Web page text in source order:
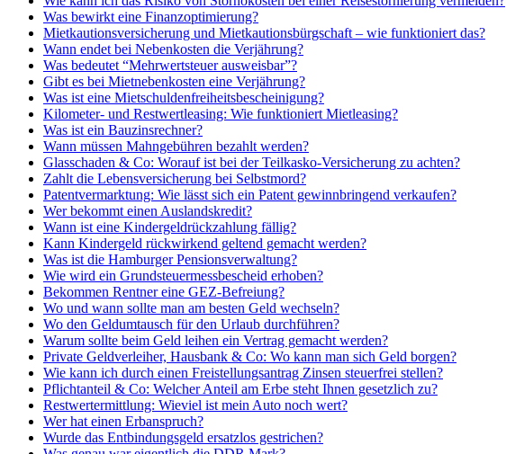
Was bewirkt eine Finanzoptimierung?
Mietkautionsversicherung und Mietkautionsbürgschaft – wie funktioniert das?
Wann endet bei Nebenkosten die Verjährung?
Was bedeutet “Mehrwertsteuer ausweisbar”?
Gibt es bei Mietnebenkosten eine Verjährung?
Was ist eine Mietschuldenfreiheitsbescheinigung?
Kilometer- und Restwertleasing: Wie funktioniert Mietleasing?
Was ist ein Bauzinsrechner?
Wann müssen Mahngebühren bezahlt werden?
Glasschaden & Co: Worauf ist bei der Teilkasko-Versicherung zu achten?
Zahlt die Lebensversicherung bei Selbstmord?
Patentvermarktung: Wie lässt sich ein Patent gewinnbringend verkaufen?
Wer bekommt einen Auslandskredit?
Wann ist eine Kindergeldrückzahlung fällig?
Kann Kindergeld rückwirkend geltend gemacht werden?
Was ist die Hamburger Pensionsverwaltung?
Wie wird ein Grundsteuermessbescheid erhoben?
Bekommen Rentner eine GEZ-Befreiung?
Wo und wann sollte man am besten Geld wechseln?
Wo den Geldumtausch für den Urlaub durchführen?
Warum sollte beim Geld leihen ein Vertrag gemacht werden?
Private Geldverleiher, Hausbank & Co: Wo kann man sich Geld borgen?
Wie kann ich durch einen Freistellungsantrag Zinsen steuerfrei stellen?
Pflichtanteil & Co: Welcher Anteil am Erbe steht Ihnen gesetzlich zu?
Restwertermittlung: Wieviel ist mein Auto noch wert?
Wer hat einen Erbanspruch?
Wurde das Entbindungsgeld ersatzlos gestrichen?